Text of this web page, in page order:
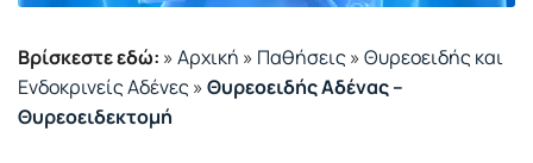
Βρίσκεστε εδώ: » Αρχική » Παθήσεις» Θυρεοειδής και
Ενδοκρινείς Αδένες» Θυρεοειδής Αδένας –
Θυρεοειδεκτομή